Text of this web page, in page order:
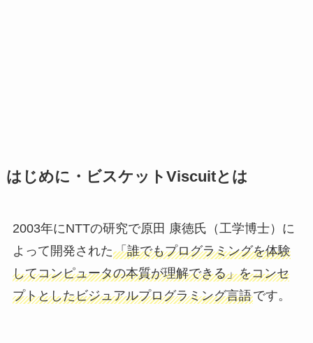
はじめに・ビスケットViscuitとは
2003年にNTTの研究で原田 康徳氏（工学博士）に
よって開発された「誰でもプログラミングを体験
してコンピュータの本質が理解できる」をコンセ
プトとしたビジュアルプログラミング言語です。